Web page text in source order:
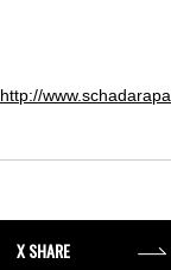
http://
X SHARE